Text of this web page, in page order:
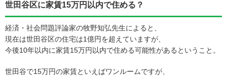
世田谷区に家賃15万円以内で住める？
経済・社会問題評論家の牧野知弘先生によると、
現在は世田谷区の住宅は1億円を超えていますが、
今後10年以内に家賃15万円以内で住める可能性があるということ。
世田谷で15万円の家賃といえばワンルームですが、